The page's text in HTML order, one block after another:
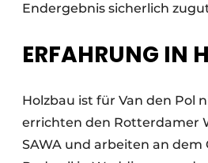
Endergebnis sicherlich
ERFAHRUNG IN
Holzbau ist für Van den Pol
errichten den Rotterdamer
SAWA und arbeiten an dem